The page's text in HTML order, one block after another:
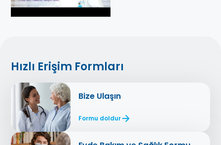
Hızlı Erişim Formları
Bize Ulaşın
Formu doldur